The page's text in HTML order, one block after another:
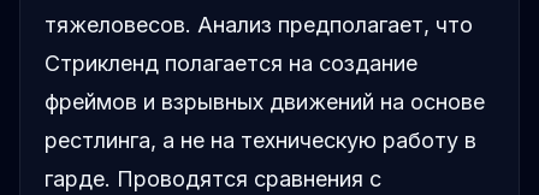
тяжеловесов. Анализ предполагает, что
Стрикленд полагается на создание
фреймов и взрывных движений на основе
рестлинга, а не на техническую работу в
гарде. Проводятся сравнения с